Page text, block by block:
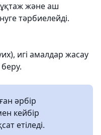
және аш
тәрбиелейді.
игі амалдар жасау
әрбір
кейбір
етіледі.